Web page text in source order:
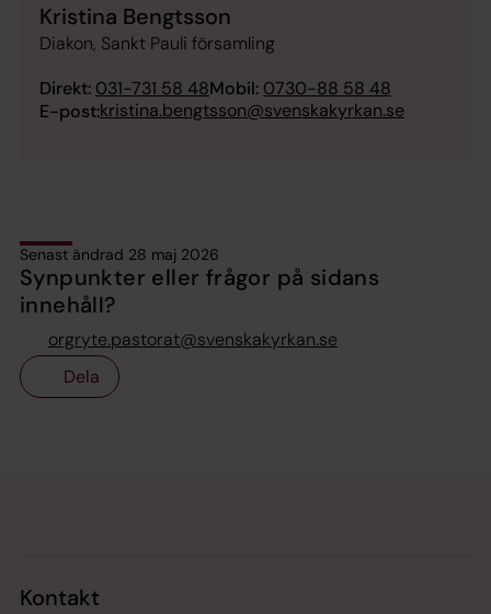
Kristina Bengtsson
Diakon, Sankt Pauli församling
Direkt: 031-731 58 48Mobil: 0730-88 58 48
E-post:kristina.bengtsson@svenskakyrkan.se
Senast ändrad 28 maj 2026
Synpunkter eller frågor på sidans
innehåll?
orgryte.pastorat@svenskakyrkan.se
Dela
Kontakt